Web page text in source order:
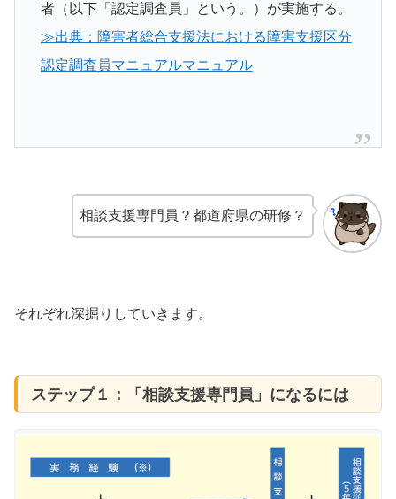
者（以下「認定調査員」という。）が実施する。
≫出典：障害者総合支援法における障害支援区分
認定調査員マニュアルマニュアル
相談支援専門員？都道府県の研修？
それぞれ深掘りしていきます。
ステップ１：「相談支援専門員」になるには